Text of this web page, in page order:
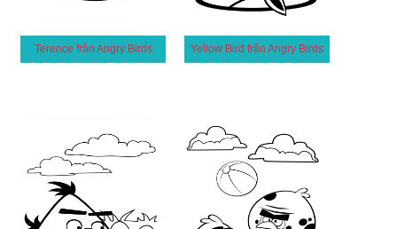
Terence från Angry Birds Yellow Bird från Angry Birds